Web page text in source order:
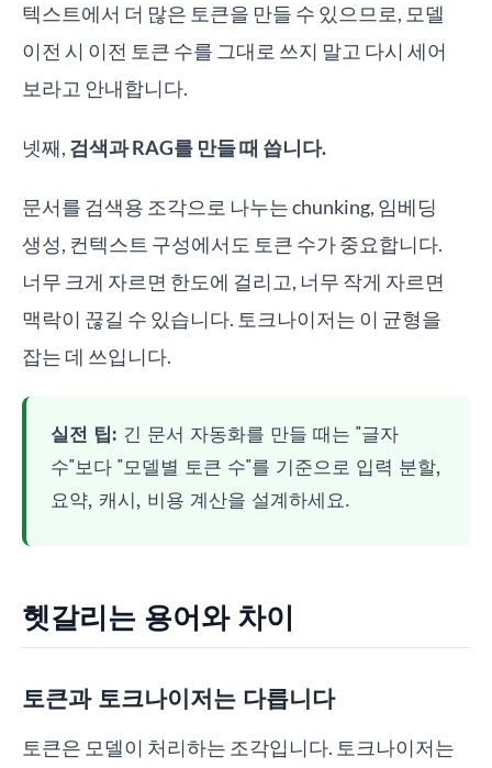
텍스트에서 더 많은 토큰을 만들 수 있으므로, 모델
이전 시 이전 토큰 수를 그대로 쓰지 말고 다시 세어
보라고 안내합니다.
넷째, 검색과 RAG를 만들 때 씁니다.
문서를 검색용 조각으로 나누는 chunking, 임베딩
생성, 컨텍스트 구성에서도 토큰 수가 중요합니다.
너무 크게 자르면 한도에 걸리고, 너무 작게 자르면
맥락이 끊길 수 있습니다. 토크나이저는 이 균형을
잡는 데 쓰입니다.
실전 팁: 긴 문서 자동화를 만들 때는 "글자
수"보다 "모델별 토큰 수"를 기준으로 입력 분할,
요약, 캐시, 비용 계산을 설계하세요.
헷갈리는 용어와 차이
토큰과 토크나이저는 다릅니다
토큰은 모델이 처리하는 조각입니다. 토크나이저는